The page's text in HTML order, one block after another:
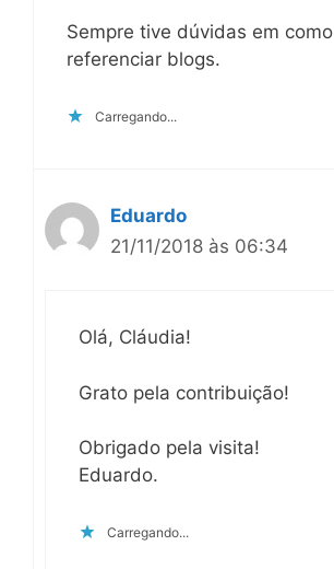
Sempre tive dúvidas em como
referenciar blogs.
Carregando...
Eduardo
21/11/2018 às 06:34
Olá, Cláudia!
Grato pela contribuição!
Obrigado pela visita!
Eduardo.
Carregando...